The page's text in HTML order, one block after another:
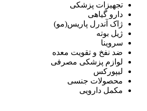
تجهیزات پزشکی
دارو گیاهی
ژاک آندرل پاریس(مو)
ژیل بوته
سروینا
ضد نفخ و تقویت معده
لوازم پزشکی مصرفی
لیپورکس
محصولات جنسی
مکمل دارویی